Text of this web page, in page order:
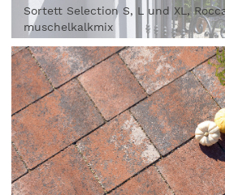
Sortett Selection S, L und XL,
muschelkalkmix